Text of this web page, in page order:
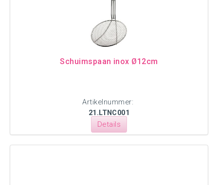
Schuimspaan inox Ø12cm
Artikelnummer:
21.LTNC001
Details